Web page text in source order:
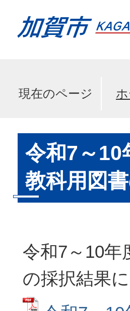
現在のページ
令和7～10
教科用図
令和7～10年
の採択結果